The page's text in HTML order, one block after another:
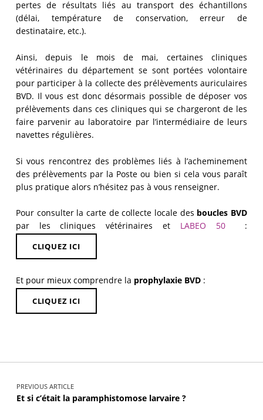
pertes de résultats liés au transport des échantillons
(délai, température de conservation, erreur de
destinataire, etc.).
Ainsi, depuis le mois de mai, certaines cliniques
vétérinaires du département se sont portées volontaire
pour participer à la collecte des prélèvements auriculaires
BVD. Il vous est donc désormais possible de déposer vos
prélèvements dans ces cliniques qui se chargeront de les
faire parvenir au laboratoire par l’intermédiaire de leurs
navettes régulières.
Si vous rencontrez des problèmes liés à l’acheminement
des prélèvements par la Poste ou bien si cela vous paraît
plus pratique alors n’hésitez pas à vous renseigner.
Pour consulter la carte de collecte locale des boucles BVD
par les cliniques vétérinaires et LABEO 50 :
CLIQUEZ ICI
Et pour mieux comprendre la prophylaxie BVD:
CLIQUEZ ICI
PREVIOUS ARTICLE
Et si c’était la paramphistomose larvaire ?